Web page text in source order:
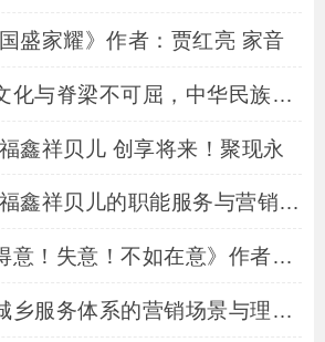
国盛家耀》作者：贾红亮 家音
《中华民族文化与脊梁不可屈，中华民族当盛
福鑫祥贝儿 创享将来！聚现永
《家音乡貌·福鑫祥贝儿的职能服务与营销体
《人生中的得意！失意！不如在意》作者：贾
《家音乡貌城乡服务体系的营销场景与理念：